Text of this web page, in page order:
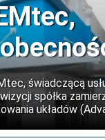
świadczącą
spółka
układów